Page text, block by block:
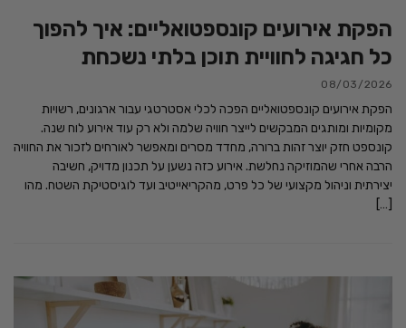
הפקת אירועים קונספטואליים: איך להפוך
כל חגיגה לחוויית תוכן בלתי נשכחת
08/03/2026
הפקת אירועים קונספטואליים הפכה לכלי אסטרטגי עבור ארגונים, רשויות
מקומיות ומותגים המבקשים לייצר חוויה שלמה ולא רק עוד אירוע לוח שנה.
קונספט חזק יוצר זהות ברורה, מחדד מסרים ומאפשר לאורחים לזכור את החוויה
הרבה אחרי שהמוזיקה נחלשת. אירוע כזה נשען על תכנון מדויק, חשיבה
יצירתית וניהול מקצועי של כל פרט, מהקריאייטיב ועד לוגיסטיקת השטח. מהו
[…]